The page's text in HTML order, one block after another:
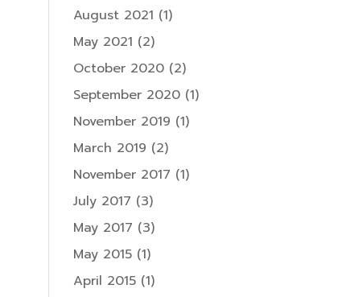
August 2021 (1)
May 2021 (2)
October 2020 (2)
September 2020 (1)
November 2019 (1)
March 2019 (2)
November 2017 (1)
July 2017 (3)
May 2017 (3)
May 2015 (1)
April 2015 (1)